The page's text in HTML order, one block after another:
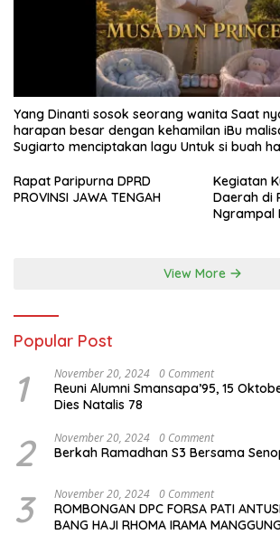
Yang Dinanti sosok seorang wanita Saat
harapan besar dengan kehamilan iBu
Sugiarto menciptakan lagu Untuk si buah
Rapat Paripurna DPRD
PROVINSI JAWA TENGAH
Kegiatan
Daerah di
Ngrampal
View More
Popular Post
1 November 20, 2024 0 Comment
Reuni Alumni Smansapa’95, 15
Dies Natalis 78
2 November 20, 2024 0 Comment
Berkah Ramadhan S3 Bersama
3 November 20, 2024 0 Comment
ROMBONGAN DPC FORSA PATI
BANG HAJI RHOMA IRAMA